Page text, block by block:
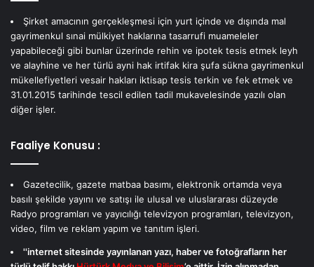
Şirket amacının gerçekleşmesi için yurt içinde ve dışında mal
gayrimenkul sınai mülkiyet haklarına tasarrufi muameleler
yapabileceği gibi bunlar üzerinde rehin ve ipotek tesis etmek leyh
ve alayhine ve her türlü ayni hak irtifak kira şufa sükna gayrimenkul
mükellefiyetleri vesair hakları iktisap tesis terkin ve fek etmek ve
31.01.2015 tarihinde tescil edilen tadil mukavelesinde yazılı olan
diğer işler.
Faaliye Konusu :
Gazetecilik, gazete matbaa basımı, elektronik ortamda veya
basılı şekilde yayını ve satışı ile ulusal ve uluslararası düzeyde
Radyo programları ve yayıcılığı televizyon programları, televizyon,
video, film ve reklam yapım ve tanıtım işleri.
''internet sitesinde yayınlanan yazı, haber ve fotoğrafların her